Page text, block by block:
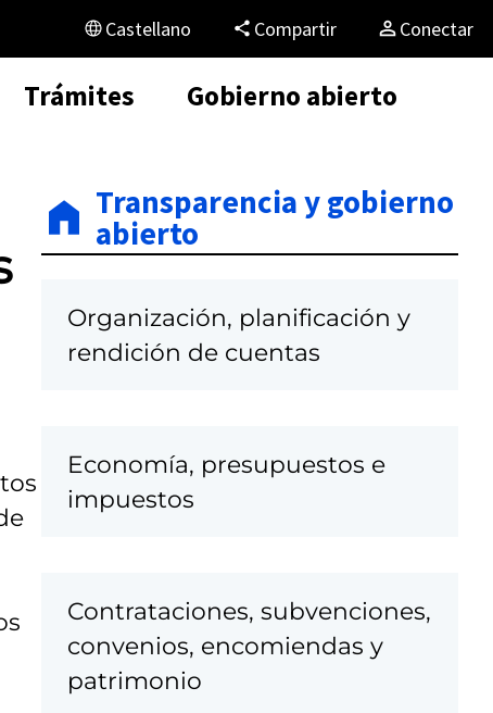
Castellano Compartir Conectar
Trámites Gobierno abierto
Transparencia y gobierno
abierto
Organización, planificación y
rendición de cuentas
Economía, presupuestos e
impuestos
Contrataciones, subvenciones,
convenios, encomiendas y
patrimonio